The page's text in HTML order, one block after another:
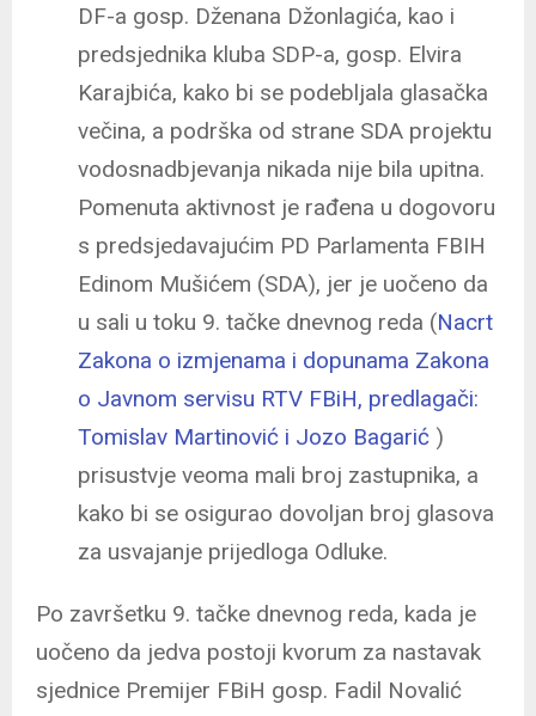
DF-a gosp. Dženana Džonlagića, kao i
predsjednika kluba SDP-a, gosp. Elvira
Karajbića, kako bi se podebljala glasačka
večina, a podrška od strane SDA projektu
vodosnadbjevanja nikada nije bila upitna.
Pomenuta aktivnost je rađena u dogovoru
s predsjedavajućim PD Parlamenta FBIH
Edinom Mušićem (SDA), jer je uočeno da
u sali u toku 9. tačke dnevnog reda (Nacrt
Zakona o izmjenama i dopunama Zakona
o Javnom servisu RTV FBiH, predlagači:
Tomislav Martinović i Jozo Bagarić )
prisustvje veoma mali broj zastupnika, a
kako bi se osigurao dovoljan broj glasova
za usvajanje prijedloga Odluke.
Po završetku 9. tačke dnevnog reda, kada je
uočeno da jedva postoji kvorum za nastavak
sjednice Premijer FBiH gosp. Fadil Novalić